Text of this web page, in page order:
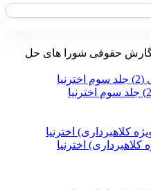
حقوقی شورا های حل
1,056,000 تومان
اخترنیا